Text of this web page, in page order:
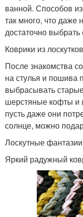
ванной. Способов
так много, что даже
достаточно
Коврики из
После знакомства
на стулья и пошива
выбрасывать
шерстяные кофты
пусть даже они
солнце, можно
Лоскутные фантазии
Яркий радужный